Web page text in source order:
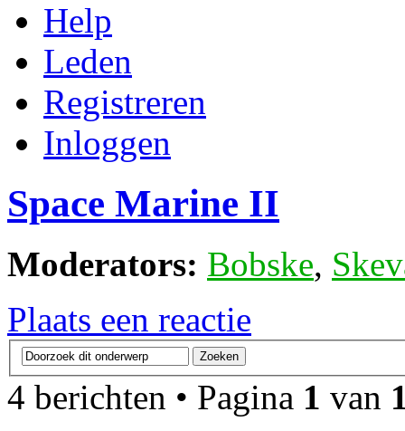
Help
Leden
Registreren
Inloggen
Space Marine II
Moderators: Bobske,
Plaats een reactie
4 berichten • Pagina 1 van